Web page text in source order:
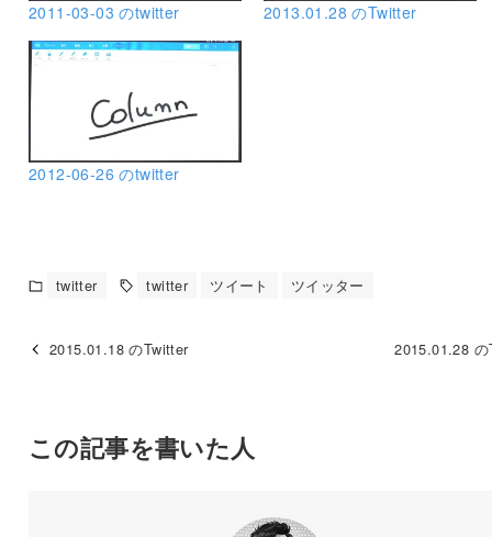
2011-03-03 のtwitter 2013.01.28 のTwitter
2012-06-26 のtwitter
twitter twitter ツイート ツイッター
2015.01.18 のTwitter 2015.01.28
この記事を書いた人